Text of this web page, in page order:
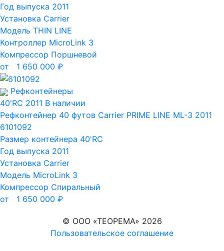
Год выпуска 2011
Установка Carrier
Модель THIN LINE
Контроллер MicroLink 3
Компрессор Поршневой
от 1 650 000 ₽
Рефконтейнеры
40'RC 2011 В наличии
Рефконтейнер 40 футов Carrier PRIME LINE ML-3 2011
6101092
Размер контейнера 40'RC
Год выпуска 2011
Установка Carrier
Модель MicroLink 3
Компрессор Спиральный
от 1 650 000 ₽
© ООО «ТЕОРЕМА» 2026
Пользовательское соглашение